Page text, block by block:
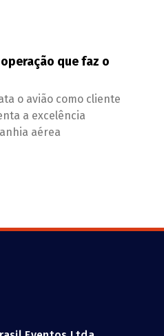
que faz o
o avião como cliente
a excelência
aérea